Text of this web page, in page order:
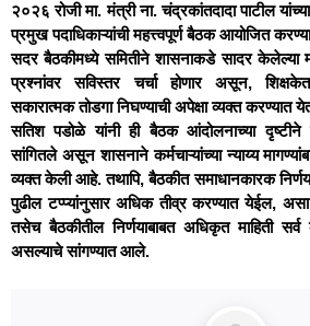
२०२६ रोजी मा. मंत्री ना. चंद्रकांतदादा पाटील
प्रमुख पदाधिकाऱ्यांची महत्त्वपूर्ण बैठक आयोजित
सदर बैठकीमध्ये समितीने शासनाकडे सादर केलेल्या
प्रश्नांवर सविस्तर चर्चा होणार असून, शिक्षकेतर
सकारात्मक तोडगा निघण्याची अपेक्षा व्यक्त करण्यात
सतिश पडोळे यांनी ही बैठक आंदोलनाच्या
सांगितले असून शासनाने कर्मचाऱ्यांच्या न्याय्य
व्यक्त केली आहे. तथापि, बैठकीत समाधानकारक
पुढील टप्प्यांनुसार अधिक तीव्र करण्यात येईल, असा
तसेच बैठकीतील निर्णयाबाबत अधिकृत माहिती सर्व
असल्याचे सांगण्यात आले.